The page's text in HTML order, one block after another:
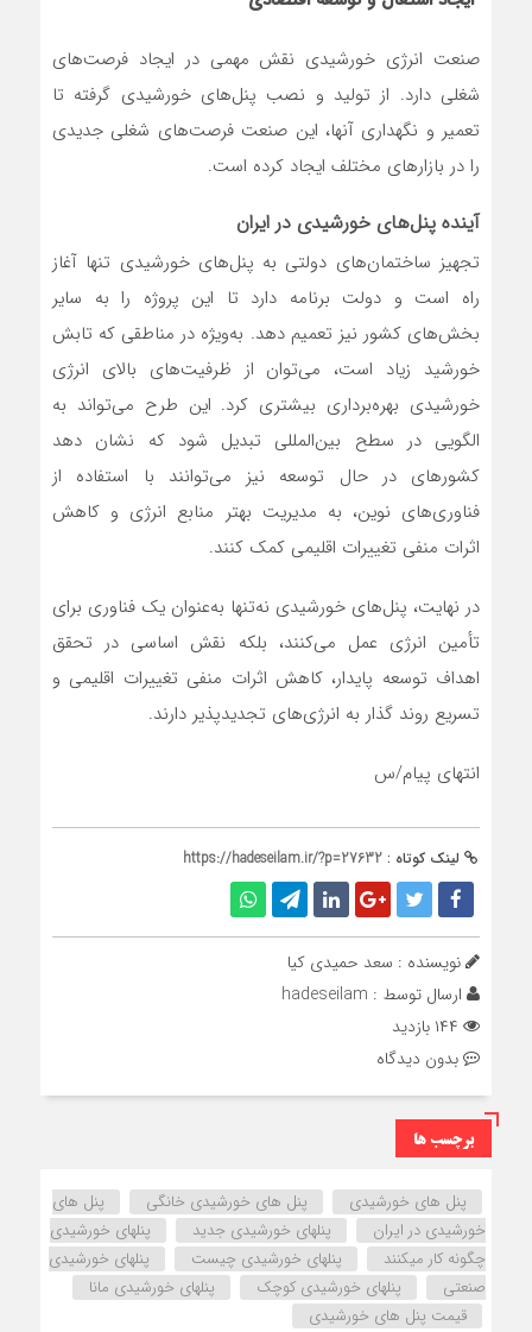
صنعت انرژی خورشیدی نقش مهمی در ایجاد فرصت‌های
شغلی دارد. از تولید و نصب پنل‌های خورشیدی گرفته تا
تعمیر و نگهداری آنها، این صنعت فرصت‌های شغلی جدیدی
را در بازار‌های مختلف ایجاد کرده است.
آینده پنل‌های خورشیدی در ایران
تجهیز ساختمان‌های دولتی به پنل‌های خورشیدی تنها آغاز
راه است و دولت برنامه دارد تا این پروژه را به سایر
بخش‌های کشور نیز تعمیم دهد. به‌ویژه در مناطقی که تابش
خورشید زیاد است، می‌توان از ظرفیت‌های بالای انرژی
خورشیدی بهره‌برداری بیشتری کرد. این طرح می‌تواند به
الگویی در سطح بین‌المللی تبدیل شود که نشان دهد
کشور‌های در حال توسعه نیز می‌توانند با استفاده از
فناوری‌های نوین، به مدیریت بهتر منابع انرژی و کاهش
اثرات منفی تغییرات اقلیمی کمک کنند.
در نهایت، پنل‌های خورشیدی نه‌تنها به‌عنوان یک فناوری برای
تأمین انرژی عمل می‌کنند، بلکه نقش اساسی در تحقق
اهداف توسعه پایدار، کاهش اثرات منفی تغییرات اقلیمی و
تسریع روند گذار به انرژی‌های تجدیدپذیر دارند.
انتهای پیام/س
لینک کوتاه : https://hadeseilam.ir/?p=27632
نویسنده : سعد حمیدی کیا
ارسال توسط : hadeseilam
بدون دیدگاه
برچسب ها
پنل های خورشیدی پنل های خورشیدی خانگی
پنل های
خورشیدی در ایران
پنلهای خورشیدی جدید
پنلهای خورشیدی
چگونه کار میکنند
پنلهای خورشیدی چیست
پنلهای خورشیدی
صنعتی
پنلهای خورشیدی کوچک
پنلهای خورشیدی مانا
قیمت پنل های خورشیدی